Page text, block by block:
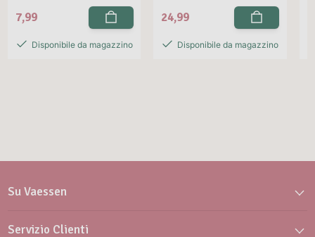
7,99
Disponibile da magazzino
24,99
Disponibile da magazzino
Su Vaessen
Servizio Clienti